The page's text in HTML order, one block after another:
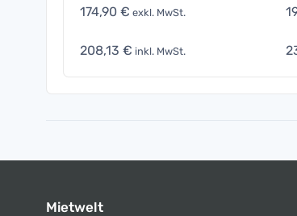
174,90 € exkl. MwSt.
208,13 € inkl. MwSt.
Mietwelt